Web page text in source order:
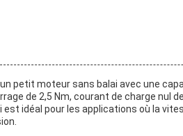
petit moteur sans balai avec une
de 2,5 Nm, courant de charge nul
est idéal pour les applications où la